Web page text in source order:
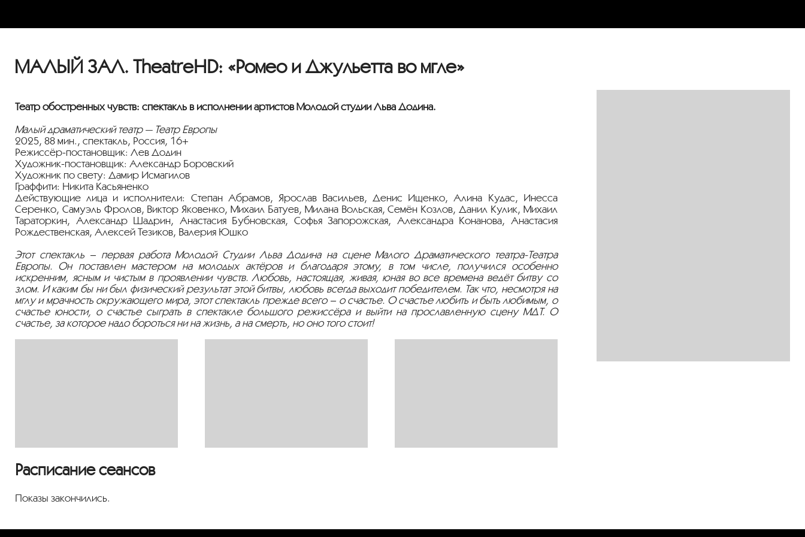
МАЛЫЙ ЗАЛ. TheatreHD: «Ромео и Джульетта во мгле»
Театр обострённых чувств: спектакль в исполнении артистов Молодой студии Льва Додина.
Малый драматический театр — Театр Европы
2025, 88 мин., спектакль, Россия, 16+
Режиссёр-постановщик: Лев Додин
Художник-постановщик: Александр Боровский
Художник по свету: Дамир Исмагилов
Граффити: Никита Касьяненко
Действующие лица и исполнители: Степан Абрамов, Ярослав Васильев, Денис Ищенко, Алина Кудас, Инесса
Серенко, Самуэль Фролов, Виктор Яковенко, Михаил Батуев, Милана Вольская, Семён Козлов, Данил Кулик, Михаил
Тараторкин, Александр Шадрин, Анастасия Бубновская, Софья Запорожская, Александра Конанова, Анастасия
Рождественская, Алексей Тезиков, Валерия Юшко
Этот спектакль – первая работа Молодой Студии Льва Додина на сцене Малого Драматического театра-Театра
Европы. Он поставлен мастером на молодых актёров и благодаря этому, в том числе, получился особенно
искренним, ясным и чистым в проявлении чувств. Любовь, настоящая, живая, юная во все времена ведёт битву со
злом. И каким бы ни был физический результат этой битвы, любовь всегда выходит победителем. Так что, несмотря на
мглу и мрачность окружающего мира, этот спектакль прежде всего – о счастье. О счастье любить и быть любимым, о
счастье юности, о счастье сыграть в спектакле большого режиссёра и выйти на прославленную сцену МДТ. О
счастье, за которое надо бороться ни на жизнь, а на смерть, но оно того стоит!
Расписание сеансов
Показы закончились.